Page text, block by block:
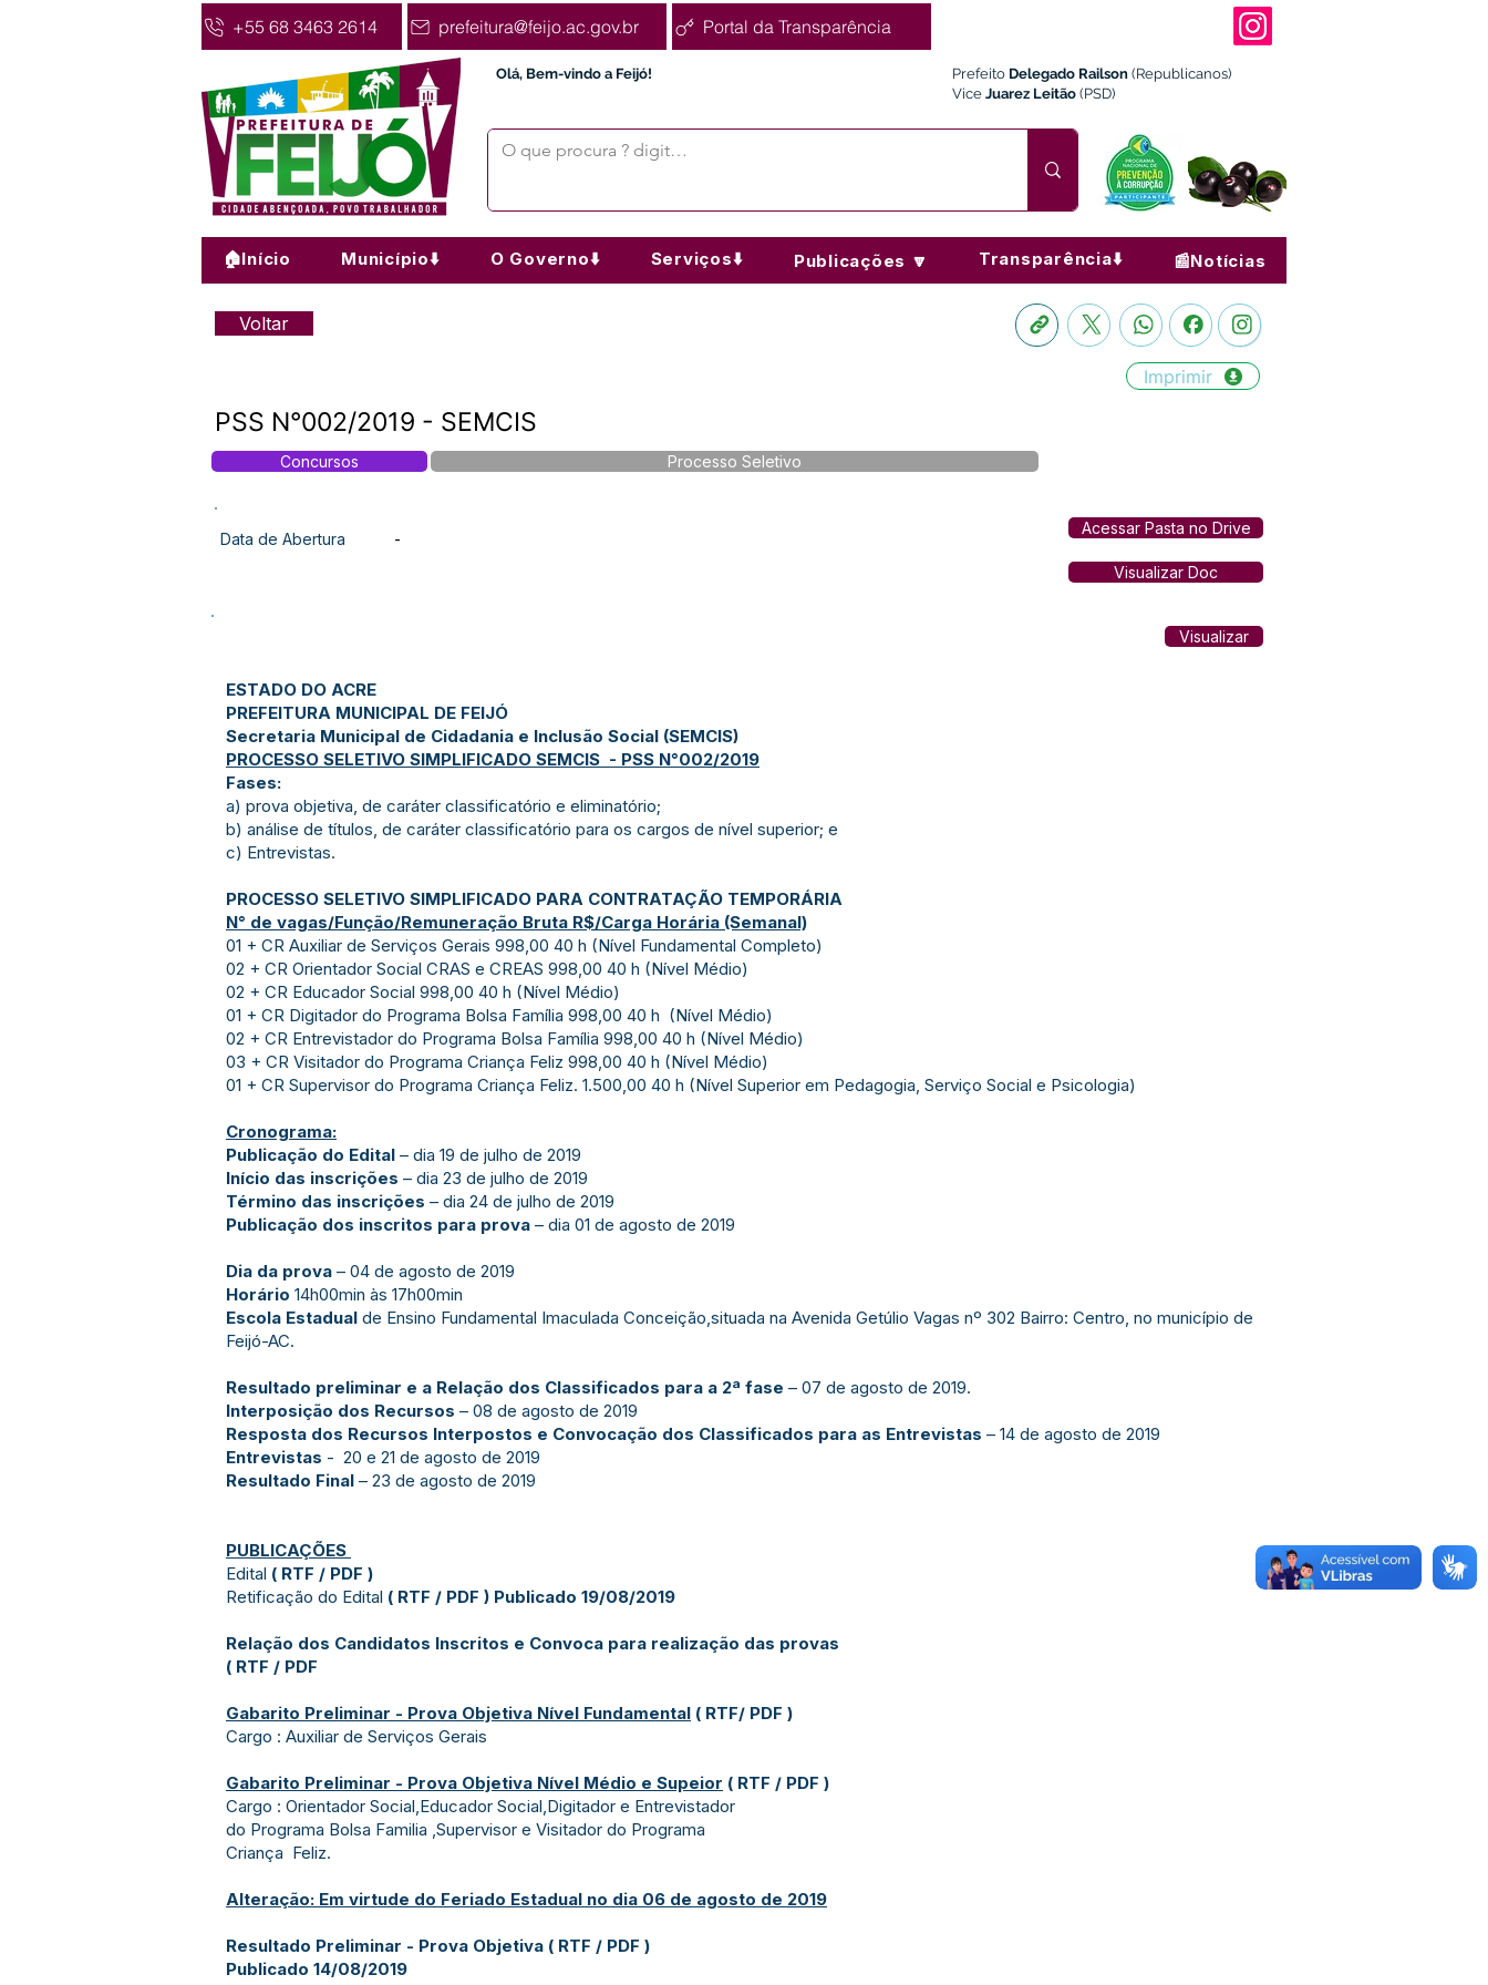
+55 68 3463 2614 prefeitura@feijo.ac.gov.br Portal da Transparência
Olá, Bem-vindo a Feijó! Prefeito Delegado Railson (Republicanos)
Vice Juarez Leitão (PSD)
🏠Início Município⬇️ O Governo⬇️ Serviços⬇️ Publicações 🔽 Transparência⬇️ 📰Notícias
Voltar
Imprimir
PSS N°002/2019 - SEMCIS
Concursos Processo Seletivo
Data de Abertura -
Acessar Pasta no Drive
Visualizar Doc
Visualizar
ESTADO DO ACRE
PREFEITURA MUNICIPAL DE FEIJÓ
Secretaria Municipal de Cidadania e Inclusão Social (SEMCIS)
PROCESSO SELETIVO SIMPLIFICADO SEMCIS - PSS N°002/2019
Fases:
a) prova objetiva, de caráter classificatório e eliminatório;
b) análise de títulos, de caráter classificatório para os cargos de nível superior; e
c) Entrevistas.
PROCESSO SELETIVO SIMPLIFICADO PARA CONTRATAÇÃO TEMPORÁRIA
N° de vagas/Função/Remuneração Bruta R$/Carga Horária (Semanal)
01 + CR Auxiliar de Serviços Gerais 998,00 40 h (Nível Fundamental Completo)
02 + CR Orientador Social CRAS e CREAS 998,00 40 h (Nível Médio)
02 + CR Educador Social 998,00 40 h (Nível Médio)
01 + CR Digitador do Programa Bolsa Família 998,00 40 h (Nível Médio)
02 + CR Entrevistador do Programa Bolsa Família 998,00 40 h (Nível Médio)
03 + CR Visitador do Programa Criança Feliz 998,00 40 h (Nível Médio)
01 + CR Supervisor do Programa Criança Feliz. 1.500,00 40 h (Nível Superior em Pedagogia, Serviço Social e Psicologia)
Cronograma:
Publicação do Edital – dia 19 de julho de 2019
Início das inscrições – dia 23 de julho de 2019
Término das inscrições – dia 24 de julho de 2019
Publicação dos inscritos para prova – dia 01 de agosto de 2019
Dia da prova – 04 de agosto de 2019
Horário 14h00min às 17h00min
Escola Estadual de Ensino Fundamental Imaculada Conceição,situada na Avenida Getúlio Vagas nº 302 Bairro: Centro, no município de
Feijó-AC.
Resultado preliminar e a Relação dos Classificados para a 2ª fase – 07 de agosto de 2019.
Interposição dos Recursos – 08 de agosto de 2019
Resposta dos Recursos Interpostos e Convocação dos Classificados para as Entrevistas – 14 de agosto de 2019
Entrevistas - 20 e 21 de agosto de 2019
Resultado Final – 23 de agosto de 2019
PUBLICAÇÕES
Edital ( RTF / PDF )
Retificação do Edital ( RTF / PDF ) Publicado 19/08/2019
Relação dos Candidatos Inscritos e Convoca para realização das provas
( RTF / PDF
Gabarito Preliminar - Prova Objetiva Nível Fundamental ( RTF/ PDF )
Cargo : Auxiliar de Serviços Gerais
Gabarito Preliminar - Prova Objetiva Nível Médio e Supeior ( RTF / PDF )
Cargo : Orientador Social,Educador Social,Digitador e Entrevistador
do Programa Bolsa Familia ,Supervisor e Visitador do Programa
Criança Feliz.
Alteração: Em virtude do Feriado Estadual no dia 06 de agosto de 2019
Resultado Preliminar - Prova Objetiva ( RTF / PDF )
Publicado 14/08/2019